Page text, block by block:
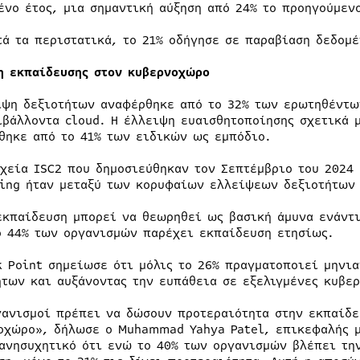
έτος, μια σημαντική αύξηση από 24% το
τα περιστατικά, το 21% οδήγησε σε παραβίαση
εκπαίδευσης στον κυβερνοχώρο
δεξιοτήτων αναφέρθηκε από το 32% των
cloud. Η έλλειψη ευαισθητοποίησης
από το 41% των ειδικών ως εμπόδιο.
ISC2 που δημοσιεύθηκαν τον Σεπτέμβριο του
ήταν μεταξύ των κορυφαίων ελλείψεων δεξιοτήτων
μπορεί να θεωρηθεί ως βασική άμυνα
44% των οργανισμών παρέχει εκπαίδευση ετησίως.
Point σημείωσε ότι μόλις το 26% πραγματοποιεί
και αυξάνοντας την ευπάθεια σε εξελιγμένες
πρέπει να δώσουν προτεραιότητα στην
δήλωσε ο Muhammad Yahya Patel,
ότι ενώ το 40% των οργανισμών βλέπει